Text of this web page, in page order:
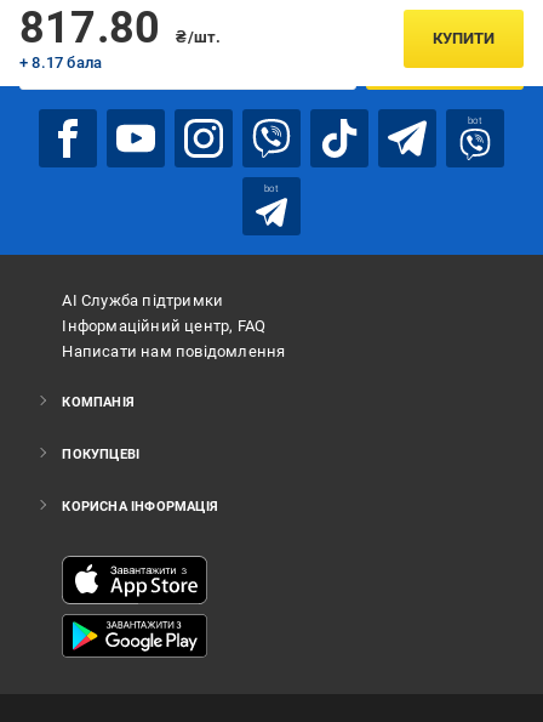
817.80
₴/шт.
+ 8.17 бала
КУПИТИ
Підписуйтесь, щоб дізнаватись першим про акції та пропозиції
ПІДПИСАТИСЯ
bot
bot
АІ Служба підтримки
Інформаційний центр, FAQ
Написати нам повідомлення
КОМПАНІЯ
ПОКУПЦЕВІ
КОРИСНА ІНФОРМАЦІЯ